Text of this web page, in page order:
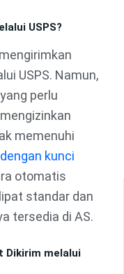
USPS?
USPS. Namun,
perlu
memenuhi
kunci
otomatis
standar dan
tersedia di AS.
Dikirim melalui